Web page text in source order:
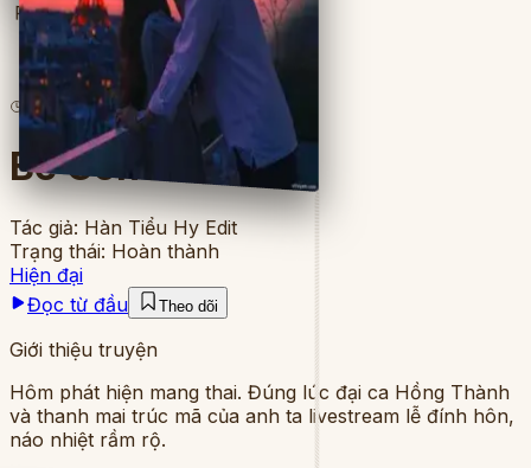
Full
lượt đọc · 8chương
Bé Con Của Anh
Tác giả: Hàn Tiểu Hy Edit
Trạng thái: Hoàn thành
Hiện đại
Đọc từ đầu
Theo dõi
Giới thiệu truyện
Hôm phát hiện mang thai. Đúng lúc đại ca Hồng Thành
và thanh mai trúc mã của anh ta livestream lễ đính hôn,
náo nhiệt rầm rộ.